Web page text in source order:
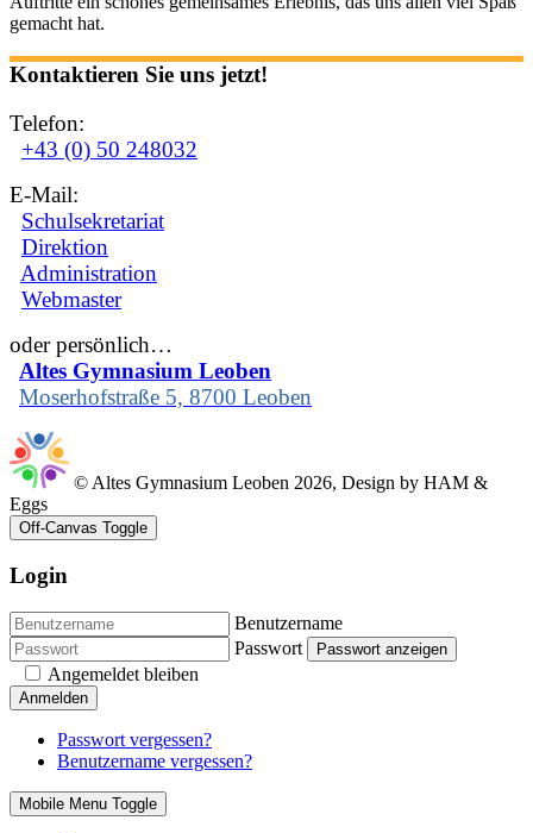
gemacht hat.
Kontaktieren Sie uns jetzt!
Telefon:
+43 (0) 50 248032
E-Mail:
Schulsekretariat
Direktion
Administration
Webmaster
oder persönlich…
Altes Gymnasium Leoben
Moserhofstraße 5, 8700 Leoben
© Altes Gymnasium Leoben 2026, Design by HAM &
Eggs
Off-Canvas Toggle
Login
Benutzername
Passwort
Passwort anzeigen
Angemeldet bleiben
Anmelden
Passwort vergessen?
Benutzername vergessen?
Mobile Menu Toggle